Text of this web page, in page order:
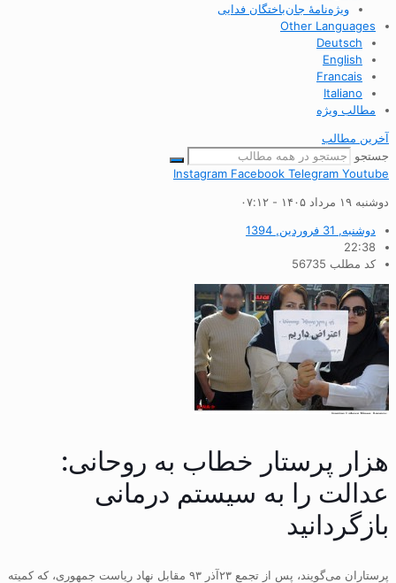
ویژه‌نامهٔ جان‌باختگان فدایی
Other Languages
Deutsch
English
Francais
Italiano
مطالب ویژه
آخرین مطالب
جستجو
Instagram Facebook Telegram Youtube
دوشنبه ۱۹ مرداد ۱۴۰۵ - ۰۷:۱۲
دوشنبه, 31 فروردین, 1394
22:38
کد مطلب 56735
هزار پرستار خطاب به روحانی:
عدالت را به سیستم درمانی
بازگردانید
پرستاران می‌گویند، پس از تجمع ۲۳آذر ۹۳ مقابل نهاد ریاست جمهوری، که کمیته